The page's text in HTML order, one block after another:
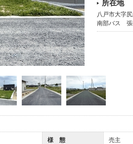
所在地
八戸市大字
南部バス
様 態 売主